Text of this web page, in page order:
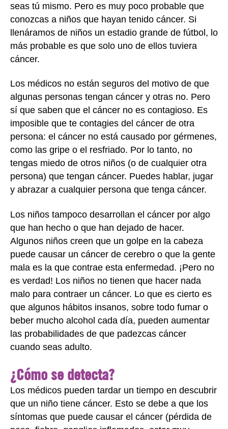
seas tú mismo. Pero es muy poco probable que
conozcas a niños que hayan tenido cáncer. Si
llenáramos de niños un estadio grande de fútbol, lo
más probable es que solo uno de ellos tuviera
cáncer.
Los médicos no están seguros del motivo de que
algunas personas tengan cáncer y otras no. Pero
sí que saben que el cáncer no es contagioso. Es
imposible que te contagies del cáncer de otra
persona: el cáncer no está causado por gérmenes,
como las gripe o el resfriado. Por lo tanto, no
tengas miedo de otros niños (o de cualquier otra
persona) que tengan cáncer. Puedes hablar, jugar
y abrazar a cualquier persona que tenga cáncer.
Los niños tampoco desarrollan el cáncer por algo
que han hecho o que han dejado de hacer.
Algunos niños creen que un golpe en la cabeza
puede causar un cáncer de cerebro o que la gente
mala es la que contrae esta enfermedad. ¡Pero no
es verdad! Los niños no tienen que hacer nada
malo para contraer un cáncer. Lo que es cierto es
que algunos hábitos insanos, sobre todo fumar o
beber mucho alcohol cada día, pueden aumentar
las probabilidades de que padezcas cáncer
cuando seas adulto.
¿Cómo se detecta?
Los médicos pueden tardar un tiempo en descubrir
que un niño tiene cáncer. Esto se debe a que los
síntomas que puede causar el cáncer (pérdida de